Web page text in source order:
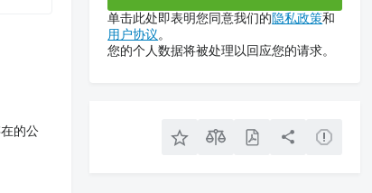
的公
单击此处即表明您同意我们的隐私政策和
用户协议。
您的个人数据将被处理以回应您的请求。